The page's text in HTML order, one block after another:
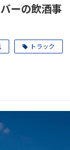
ーの飲酒事
トラック